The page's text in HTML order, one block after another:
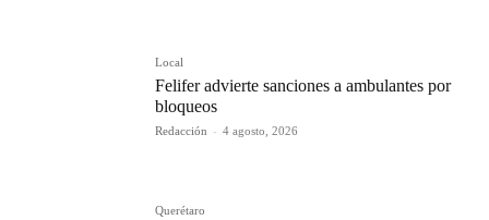
Local
Felifer advierte sanciones a ambulantes por
bloqueos
Redacción - 4 agosto, 2026
Querétaro